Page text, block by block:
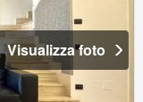
Visualizza foto